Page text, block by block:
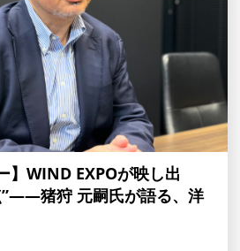
】WIND EXPOが映し出
”――猪狩 元嗣氏が語る、洋